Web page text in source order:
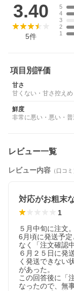
3.40
5件
5
4
3
2
1
項目別評価
甘さ
甘くない ・ 甘さ控えめ
鮮度
非常に悪い ・ 悪い ・ 普
レビュー一覧
レビュー内容 （口コミ
対応がお粗末
1
５月中旬に注文。
6月頃に発送予
なく「注文確認
６月２５日に発
く発送できない
があった。
この回答後に「
なったので、無